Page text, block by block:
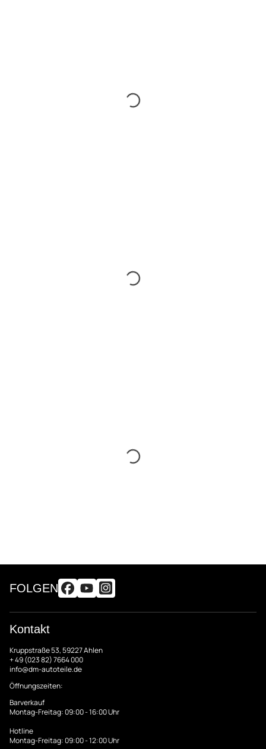
FOLGEN
Kontakt
Kruppstraße 53, 59227 Ahlen
+ 49 (023 82) 7664 000
info@dm-autoteile.de
Öffnungszeiten:
Barverkauf
Montag-Freitag: 09:00 - 16:00 Uhr
Hotline
Montag-Freitag: 09:00 - 12:00 Uhr